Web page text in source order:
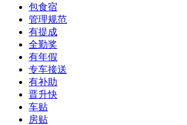
包食宿
管理规范
有提成
全勤奖
有年假
专车接送
有补助
晋升快
车贴
房贴